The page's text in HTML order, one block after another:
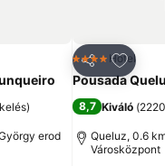
)
erod
Megosztás
4 Kategória
Hotel
Pousada
8,7 Kiváló (
Queluz, 0.6
Városközpont